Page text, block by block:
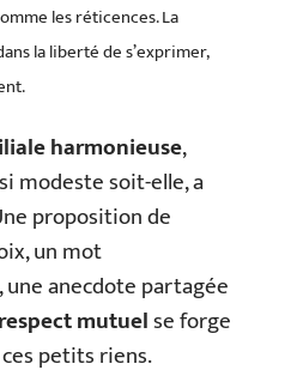
les réticences. La
la liberté de s’exprimer,
harmonieuse,
modeste soit-elle, a
proposition de
un mot
une anecdote partagée
respect mutuelse forge
petits riens.